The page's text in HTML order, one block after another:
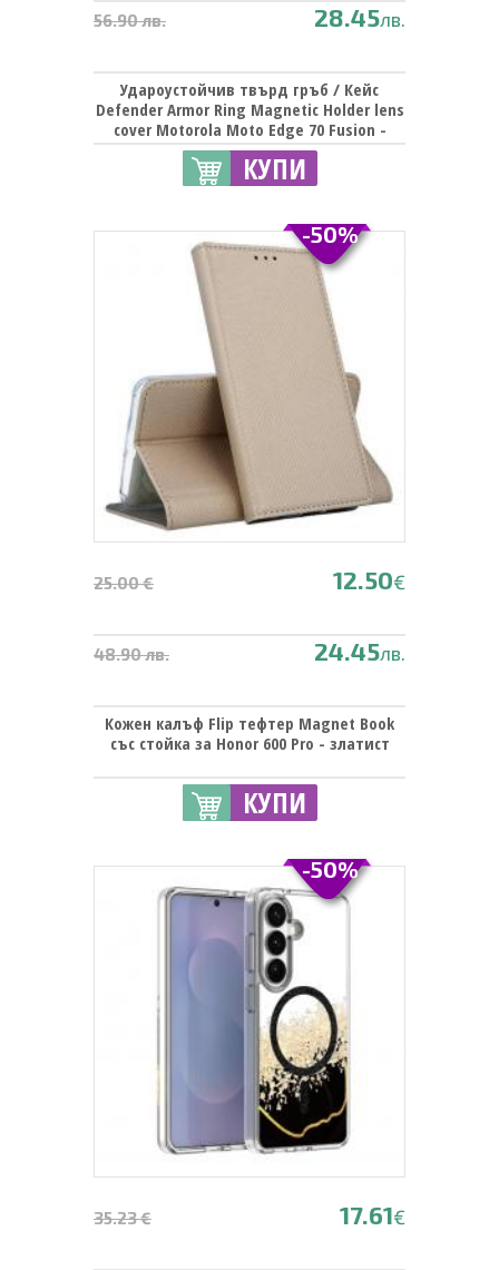
56.90 лв. 28.45лв.
Удароустойчив твърд гръб / Кейс
Defender Armor Ring Magnetic Holder lens
cover Motorola Moto Edge 70 Fusion -
черен
КУПИ
25.00 € 12.50€
48.90 лв. 24.45лв.
Кожен калъф Flip тефтер Magnet Book
със стойка за Honor 600 Pro - златист
КУПИ
-50%
35.23 € 17.61€
-50%